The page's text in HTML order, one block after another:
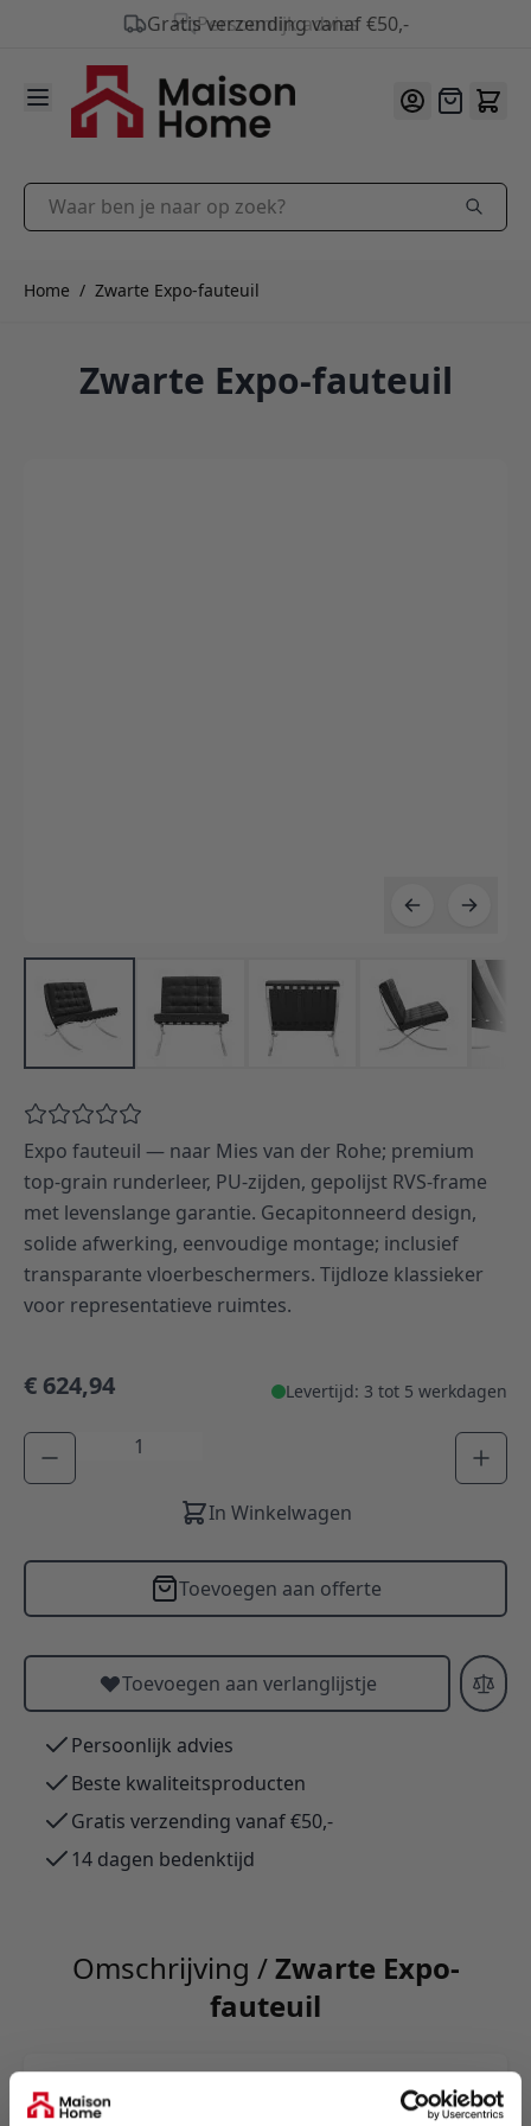
Gratis verzending vanaf €50,-
9.9/10
Ga naar de inhoud
Offerte
Waar ben je naar op zoek?
Home / Zwarte Expo-fauteuil
Zwarte Expo-fauteuil
Expo fauteuil — naar Mies van der Rohe; premium
top-grain runderleer, PU-zijden, gepolijst RVS-frame
met levenslange garantie. Gecapitonneerd design,
solide afwerking, eenvoudige montage; inclusief
transparante vloerbeschermers. Tijdloze klassieker
voor representatieve ruimtes.
€ 624,94 Levertijd: 3 tot 5 werkdagen
Aantal
In Winkelwagen
Toevoegen aan offerte
Toevoegen aan verlanglijstje
Persoonlijk advies
Beste kwaliteitsproducten
Gratis verzending vanaf €50,-
14 dagen bedenktijd
Omschrijving /Zwarte Expo-
fauteuil
Expo fauteuil — naar Mies van der Rohe;
premium top-grain runderleer, PU-zijden,